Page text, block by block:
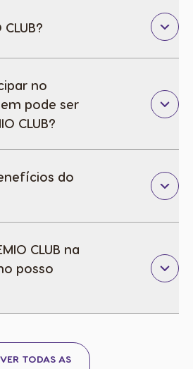
no
pode ser
CLUB?
do
CLUB na
posso
VER TODAS AS